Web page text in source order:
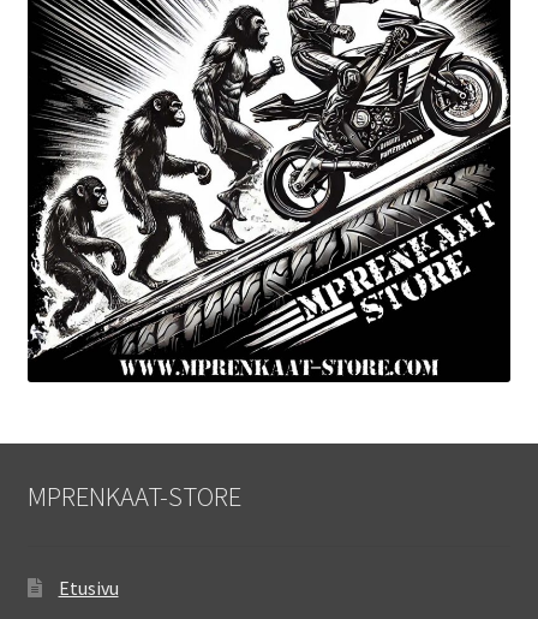
MPRENKAAT-STORE
Etusivu